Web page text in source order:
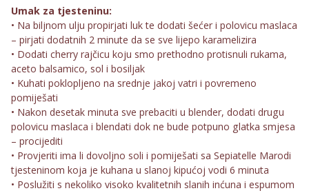
Umak za tjesteninu:
• Na biljnom ulju propirjati luk te dodati šećer i polovicu maslaca
– pirjati dodatnih 2 minute da se sve lijepo karamelizira
• Dodati cherry rajčicu koju smo prethodno protisnuli rukama,
aceto balsamico, sol i bosiljak
• Kuhati poklopljeno na srednje jakoj vatri i povremeno
pomiješati
• Nakon desetak minuta sve prebaciti u blender, dodati drugu
polovicu maslaca i blendati dok ne bude potpuno glatka smjesa
– procijediti
• Provjeriti ima li dovoljno soli i pomiješati sa Sepiatelle Marodi
tjesteninom koja je kuhana u slanoj kipućoj vodi 6 minuta
• Poslužiti s nekoliko visoko kvalitetnih slanih inćuna i espumom